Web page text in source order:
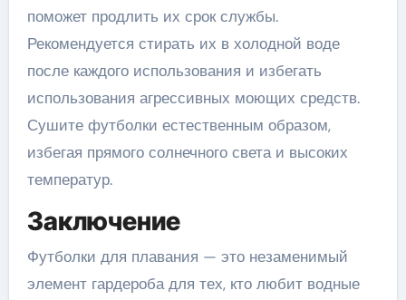
поможет продлить их срок службы.
Рекомендуется стирать их в холодной воде
после каждого использования и избегать
использования агрессивных моющих средств.
Сушите футболки естественным образом,
избегая прямого солнечного света и высоких
температур.
Заключение
Футболки для плавания — это незаменимый
элемент гардероба для тех, кто любит водные